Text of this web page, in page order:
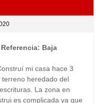
Baja
mi casa hace 3
terreno heredado del
La zona en
es complicada ya que